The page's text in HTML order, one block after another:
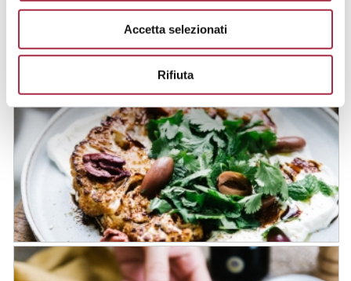
Accetta selezionati
Rifiuta
Camembert rôti de Noël, fruits secs,
graines de grenade, romarin et
Vinaigre Balsamique de Modène IGP